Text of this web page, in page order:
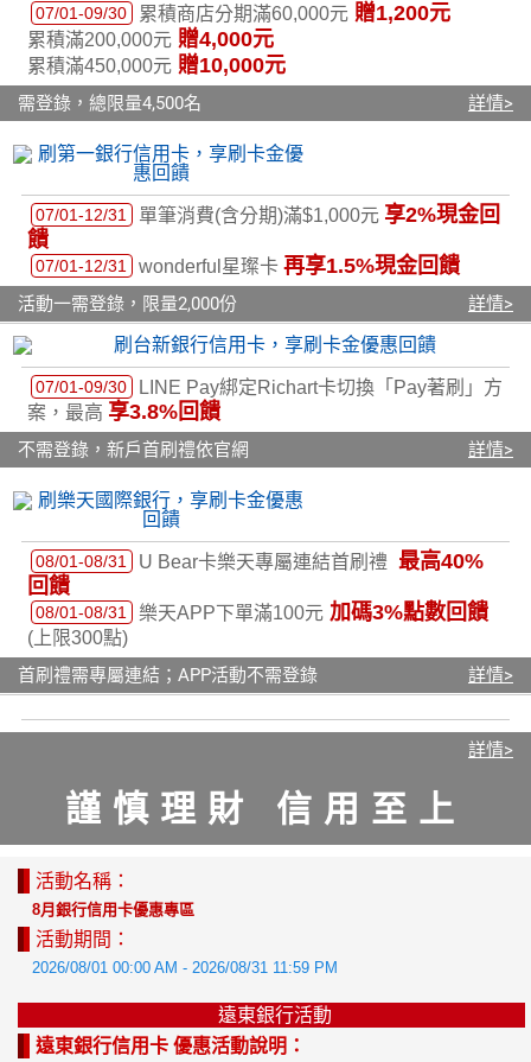
07/01-09/30 累積商店分期滿60,000元贈1,200元
累積滿200,000元贈4,000元
累積滿450,000元贈10,000元
需登錄，總限量4,500名 詳情>
07/01-12/31 單筆消費(含分期)滿$1,000元 享2%現金回
饋
07/01-12/31 wonderful星璨卡 再享1.5%現金回饋
活動一需登錄，限量2,000份 詳情>
07/01-09/30
LINE Pay綁定Richart卡切換「Pay著刷」方
案，最高 享3.8%回饋
不需登錄，新戶首刷禮依官網 詳情>
08/01-08/31 U Bear卡樂天專屬連結首刷禮 最高40%
回饋
08/01-08/31 樂天APP下單滿100元加碼3%點數回饋
(上限300點)
首刷禮需專屬連結；APP活動不需登錄 詳情>
詳情>
謹慎理財 信用至上
活動名稱：
8月銀行信用卡優惠專區
活動期間：
2026/08/01 00:00 AM - 2026/08/31 11:59 PM
遠東銀行活動
遠東銀行信用卡 優惠活動說明：